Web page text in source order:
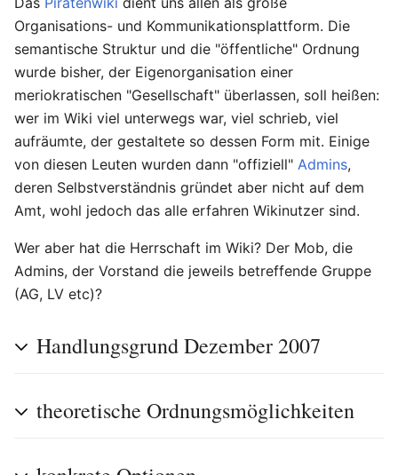
Organisations- und Kommunikationsplattform. Die
semantische Struktur und die "öffentliche" Ordnung
wurde bisher, der Eigenorganisation einer
meriokratischen "Gesellschaft" überlassen, soll heißen:
wer im Wiki viel unterwegs war, viel schrieb, viel
aufräumte, der gestaltete so dessen Form mit. Einige
von diesen Leuten wurden dann "offiziell" Admins,
deren Selbstverständnis gründet aber nicht auf dem
Amt, wohl jedoch das alle erfahren Wikinutzer sind.
Wer aber hat die Herrschaft im Wiki? Der Mob, die
Admins, der Vorstand die jeweils betreffende Gruppe
(AG, LV etc)?
Handlungsgrund Dezember 2007
theoretische Ordnungsmöglichkeiten